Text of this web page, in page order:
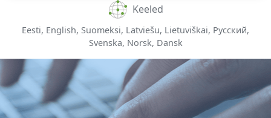
Keeled
Eesti, English, Suomeksi, Latviešu, Lietuviškai, Русский,
Svenska, Norsk, Dansk